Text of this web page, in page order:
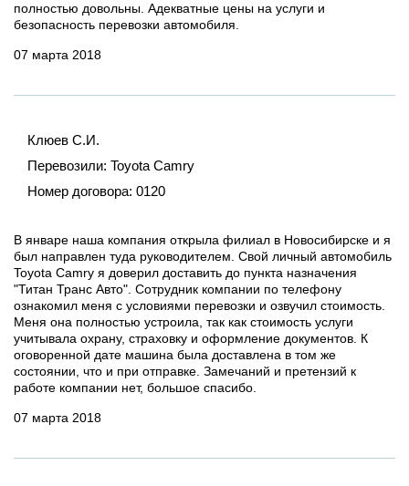
полностью довольны. Адекватные цены на услуги и
безопасность перевозки автомобиля.
07 марта 2018
Клюев С.И.
Перевозили: Toyota Camry
Номер договора: 0120
В январе наша компания открыла филиал в Новосибирске и я
был направлен туда руководителем. Свой личный автомобиль
Toyota Camry я доверил доставить до пункта назначения
"Титан Транс Авто". Сотрудник компании по телефону
ознакомил меня с условиями перевозки и озвучил стоимость.
Меня она полностью устроила, так как стоимость услуги
учитывала охрану, страховку и оформление документов. К
оговоренной дате машина была доставлена в том же
состоянии, что и при отправке. Замечаний и претензий к
работе компании нет, большое спасибо.
07 марта 2018